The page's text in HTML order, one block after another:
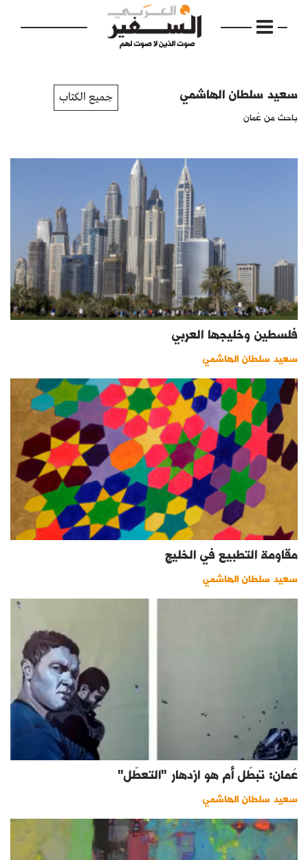
دفاتر
بالصورة
كتّابنا
الأرشيف
سعيد سلطان الهاشمي
باحث من عُمان
جميع الكتاب
فلسطين وخليجها العربي
سعيد سلطان الهاشمي
مقاومة التطبيع في الخليج
سعيد سلطان الهاشمي
عُمان: تبطّل أم هو ازدهار "التعطّل"
سعيد سلطان الهاشمي